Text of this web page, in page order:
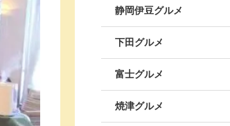
静岡伊豆グルメ
下田グルメ
富士グルメ
焼津グルメ